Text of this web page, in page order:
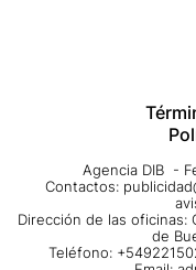
Agencia DIB -
Contactos:
Dirección de las oficinas:
de
Teléfono: